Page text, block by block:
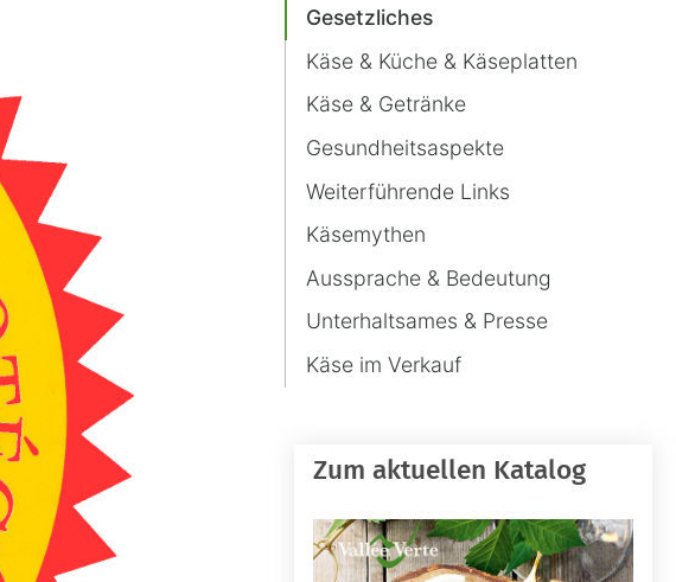
Gesetzliches
Käse & Küche & Käseplatten
Käse & Getränke
Gesundheitsaspekte
Weiterführende Links
Käsemythen
Aussprache & Bedeutung
Unterhaltsames & Presse
Käse im Verkauf
Zum aktuellen Katalog